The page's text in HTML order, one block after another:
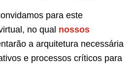
para este
no qual nossos
a arquitetura necessária
e processos críticos para